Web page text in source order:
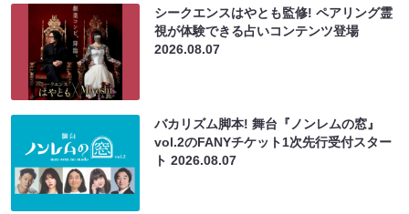
シークエンスはやとも監修! ペアリング霊
視が体験できる占いコンテンツ登場
2026.08.07
バカリズム脚本! 舞台『ノンレムの窓』
vol.2のFANYチケット1次先行受付スター
ト2026.08.07